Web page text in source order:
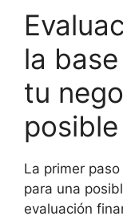
la
tu
La primer
para una
evaluación